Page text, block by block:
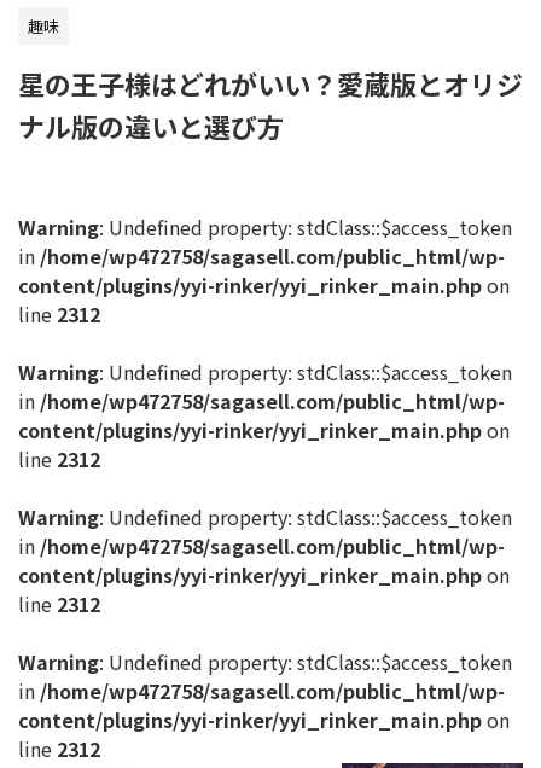
趣味
星の王子様はどれがいい？愛蔵版とオリジ
ナル版の違いと選び方
Warning: Undefined property: stdClass::$access_token
in /home/wp472758/sagasell.com/public_html/wp-
content/plugins/yyi-rinker/yyi_rinker_main.phpon
line 2312
Warning: Undefined property: stdClass::$access_token
in /home/wp472758/sagasell.com/public_html/wp-
content/plugins/yyi-rinker/yyi_rinker_main.phpon
line 2312
Warning: Undefined property: stdClass::$access_token
in /home/wp472758/sagasell.com/public_html/wp-
content/plugins/yyi-rinker/yyi_rinker_main.phpon
line 2312
Warning: Undefined property: stdClass::$access_token
in /home/wp472758/sagasell.com/public_html/wp-
content/plugins/yyi-rinker/yyi_rinker_main.phpon
line 2312